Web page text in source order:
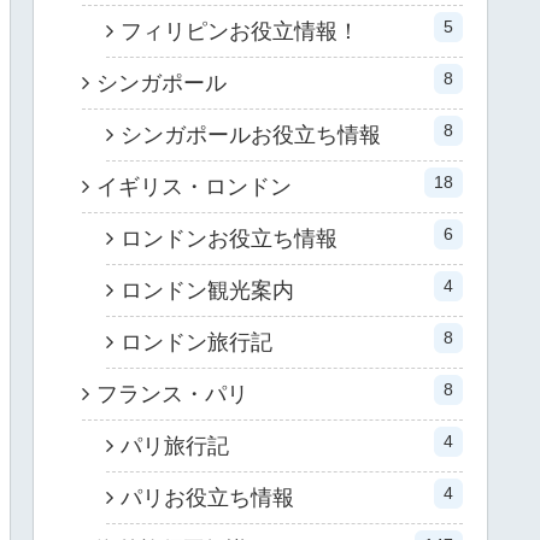
フィリピンお役立情報！ 5
シンガポール 8
シンガポールお役立ち情報 8
イギリス・ロンドン 18
ロンドンお役立ち情報 6
ロンドン観光案内 4
ロンドン旅行記 8
フランス・パリ 8
パリ旅行記 4
パリお役立ち情報 4